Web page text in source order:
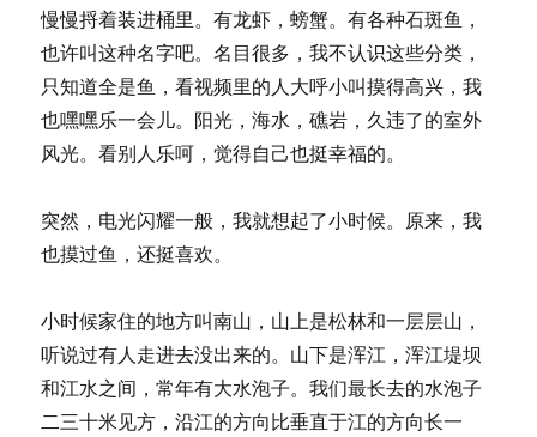
慢慢捋着装进桶里。有龙虾，螃蟹。有各种石斑鱼，
也许叫这种名字吧。名目很多，我不认识这些分类，
只知道全是鱼，看视频里的人大呼小叫摸得高兴，我
也嘿嘿乐一会儿。阳光，海水，礁岩，久违了的室外
风光。看别人乐呵，觉得自己也挺幸福的。
突然，电光闪耀一般，我就想起了小时候。原来，我
也摸过鱼，还挺喜欢。
小时候家住的地方叫南山，山上是松林和一层层山，
听说过有人走进去没出来的。山下是浑江，浑江堤坝
和江水之间，常年有大水泡子。我们最长去的水泡子
二三十米见方，沿江的方向比垂直于江的方向长一